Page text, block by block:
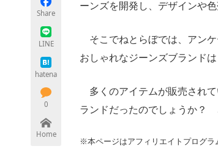
Share
LINE
hatena
0
Home
ーンズを開発し、デザインや
そこでねとらぼでは、アンケ
おしゃれなジーンズブランド
多くのアイテムが販売され
ランドだったのでしょうか？
※本ページはアフィリエイトプログラ